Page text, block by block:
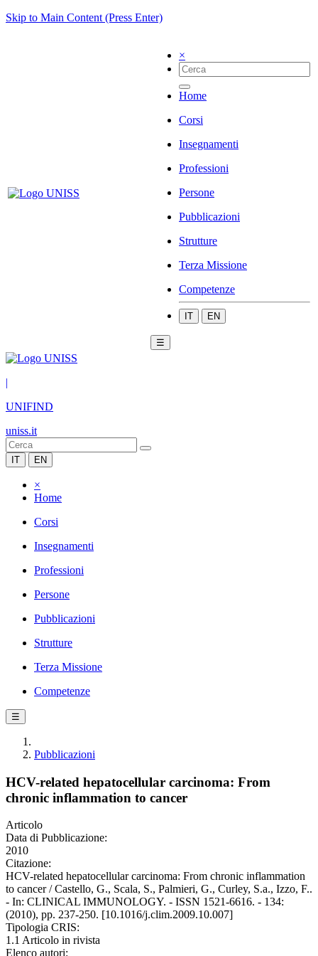
Skip to Main Content (Press Enter)
×
Home
Corsi
Insegnamenti
Professioni
Persone
Pubblicazioni
Strutture
Terza Missione
Competenze
IT EN
☰
|
UNIFIND
uniss.it
IT EN
×
Home
Corsi
Insegnamenti
Professioni
Persone
Pubblicazioni
Strutture
Terza Missione
Competenze
☰
Pubblicazioni
HCV-related hepatocellular carcinoma: From
chronic inflammation to cancer
Articolo
Data di Pubblicazione:
2010
Citazione:
HCV-related hepatocellular carcinoma: From chronic inflammation
to cancer / Castello, G., Scala, S., Palmieri, G., Curley, S.a., Izzo, F..
- In: CLINICAL IMMUNOLOGY. - ISSN 1521-6616. - 134:
(2010), pp. 237-250. [10.1016/j.clim.2009.10.007]
Tipologia CRIS:
1.1 Articolo in rivista
Elenco autori: